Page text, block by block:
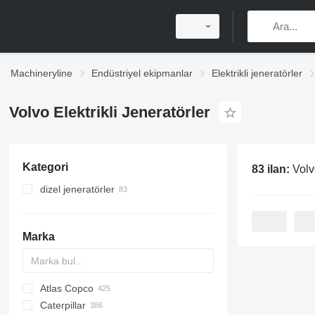
Machineryline Endüstriyel ekipmanlar Elektrikli jeneratörler
Volvo Elektrikli Jeneratörler
Kategori
dizel jeneratörler
Marka
APD
AG3
Atlas Copco
QAS
QAS
BW
GFS
CK
Caterpillar
83 ilan: